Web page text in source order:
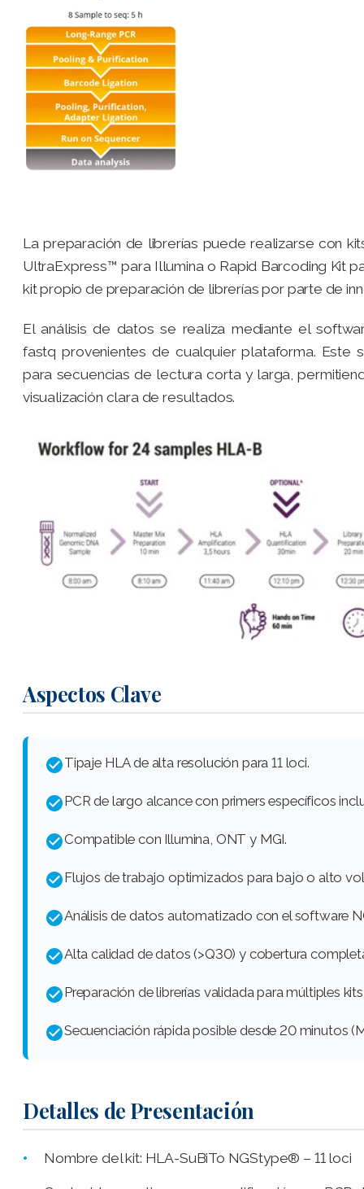
La preparación de librerías puede realizarse con
UltraExpress™ para Illumina o Rapid Barcoding Kit
kit propio de preparación de librerías por parte de
El análisis de datos se realiza mediante el
fastq provenientes de cualquier plataforma. Este
para secuencias de lectura corta y larga,
visualización clara de resultados.
Aspectos Clave
Tipaje HLA de alta resolución para 11 loci.
PCR de largo alcance con primers específicos
Compatible con Illumina, ONT y MGI.
Flujos de trabajo optimizados para bajo o alto
Análisis de datos automatizado con el software
Alta calidad de datos (>Q30) y cobertura
Preparación de librerías validada para múltiples
Secuenciación rápida posible desde 20 minutos
Detalles de Presentación
Nombre del kit: HLA-SuBiTo NGStype® – 11 loci